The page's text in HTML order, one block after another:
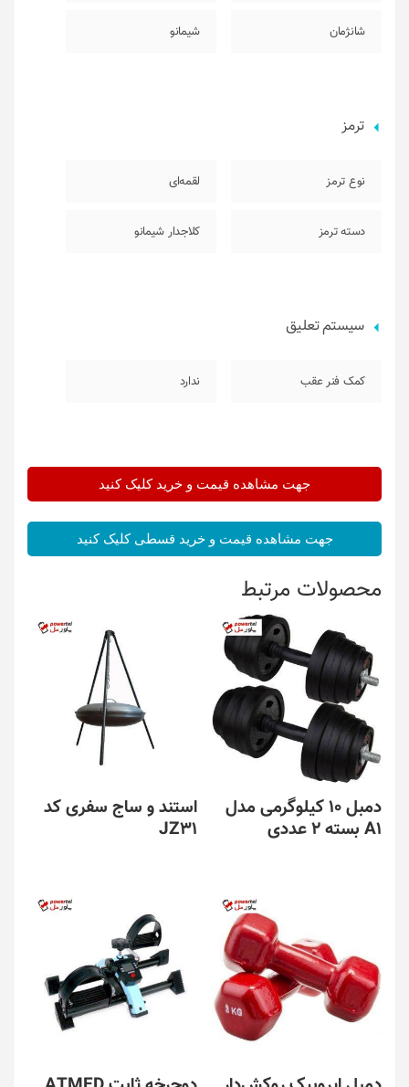
شانژمان شیمانو
ترمز
نوع ترمز لقمه‌ای
دسته ترمز کلاجدار شیمانو
سیستم تعلیق
کمک فنر عقب ندارد
جهت مشاهده قیمت و خرید کلیک کنید
جهت مشاهده قیمت و خرید قسطی کلیک کنید
محصولات مرتبط
دمبل 10 کیلوگرمی مدل
A1 بسته 2 عددی
استند و ساج سفری کد
JZ31